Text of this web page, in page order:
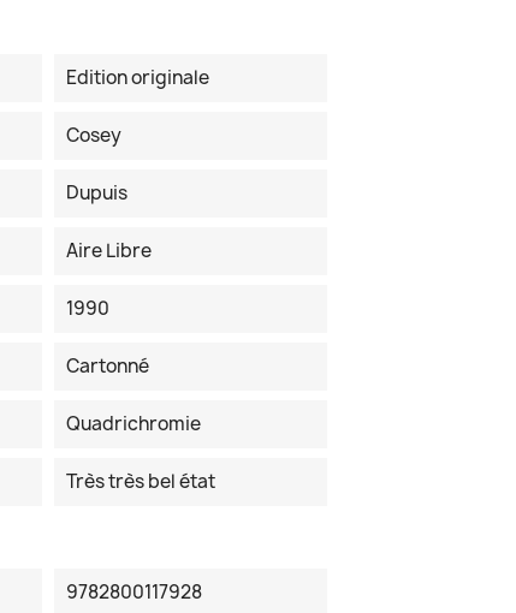
Edition originale
Cosey
Dupuis
Aire Libre
1990
Cartonné
Quadrichromie
Très très bel état
9782800117928